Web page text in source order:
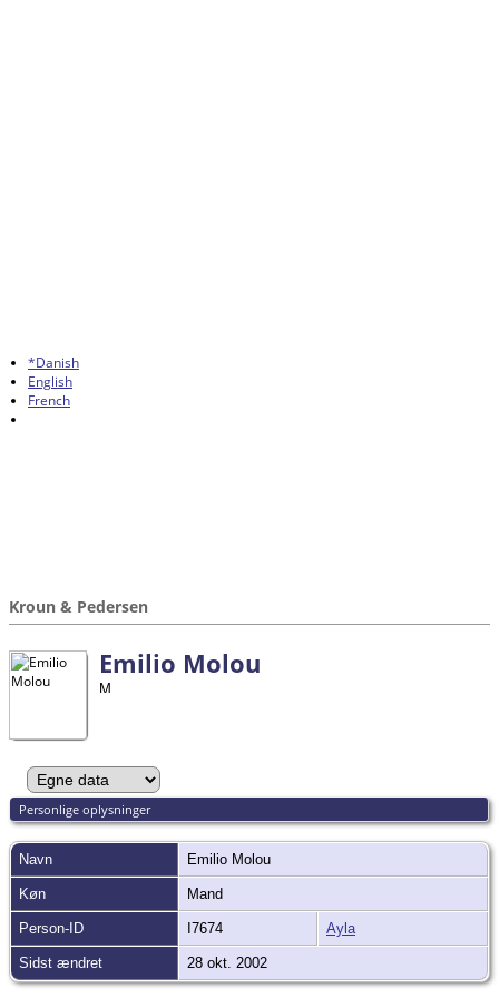
*Danish
English
French
Kroun & Pedersen
Emilio Molou
Personlige oplysninger
Navn Emilio Molou
Køn Mand
Person-ID I7674 Ayla
Sidst ændret 28 okt. 2002